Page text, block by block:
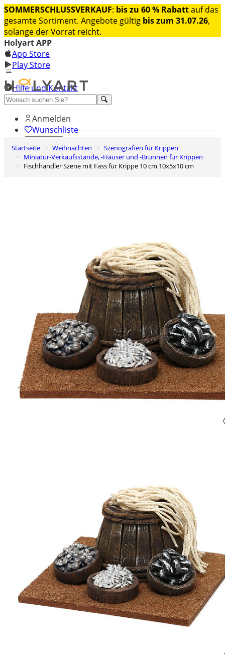
SOMMERSCHLUSSVERKAUF: bis zu 60 % Rabattauf das
gesamte Sortiment. Angebote gültig bis zum 31.07.26,
solange der Vorrat reicht.
Holyart APP
App Store
Play Store
Hilfe und Kontakt
Entdecken Sie Premium
Anmelden
Wunschliste
0
Warenkorb
Startseite Weihnachten
Szenografien für Krippen
Miniatur-Verkaufsstände, -Häuser und -Brunnen für Krippen
Fischhändler Szene mit Fass für Krippe 10 cm 10x5x10 cm